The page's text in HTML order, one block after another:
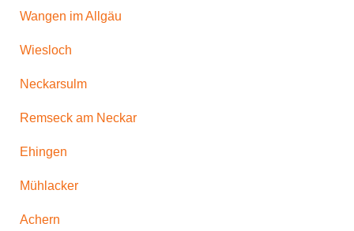
Wangen im Allgäu
Wiesloch
Neckarsulm
Remseck am Neckar
Ehingen
Mühlacker
Achern